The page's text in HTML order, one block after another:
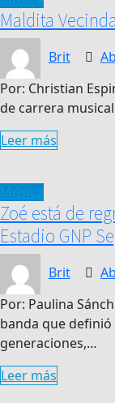
Maldita
Brit
Por: Christian
de carrera
Leer más
Zoé está de
Estadio GNP
Brit
Por: Paulina
banda que
generaciones,…
Leer más